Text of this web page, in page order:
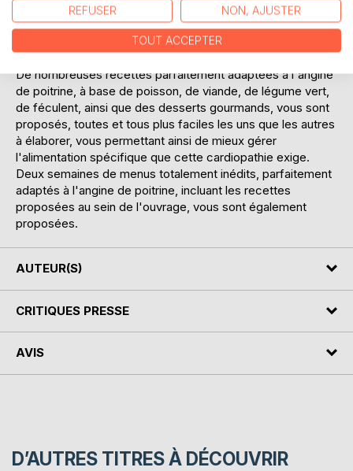
Cet ouvrage est dédié à toutes les personnes souffrant de
l'angine de poitrine, et il offre aux détenteurs de l'ouvrage
du même auteur : "Quelle alimentation pour l'angine de
poitrine ?" un ouvrage complémentaire.
De nombreuses recettes parfaitement adaptées à l'angine
de poitrine, à base de poisson, de viande, de légume vert,
de féculent, ainsi que des desserts gourmands, vous sont
proposés, toutes et tous plus faciles les uns que les autres
à élaborer, vous permettant ainsi de mieux gérer
l'alimentation spécifique que cette cardiopathie exige.
Deux semaines de menus totalement inédits, parfaitement
adaptés à l'angine de poitrine, incluant les recettes
proposées au sein de l'ouvrage, vous sont également
proposées.
AUTEUR(S)
CRITIQUES PRESSE
AVIS
D’AUTRES TITRES À DÉCOUVRIR
REFUSER NON, AJUSTER
TOUT ACCEPTER